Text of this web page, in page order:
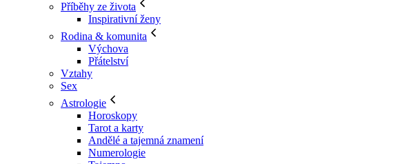
Příběhy ze života
Inspirativní ženy
Rodina & komunita
Výchova
Přátelství
Vztahy
Sex
Astrologie
Horoskopy
Tarot a karty
Andělé a tajemná znamení
Numerologie